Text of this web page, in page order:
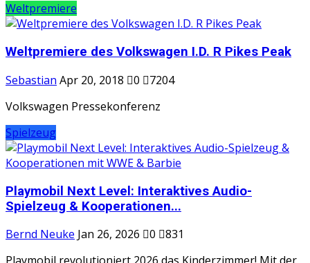
Weltpremiere
Weltpremiere des Volkswagen I.D. R Pikes Peak
Sebastian Apr 20, 2018 0
7204
Volkswagen Pressekonferenz
Spielzeug
Playmobil Next Level: Interaktives Audio-
Spielzeug & Kooperationen...
Bernd Neuke Jan 26, 2026 0
831